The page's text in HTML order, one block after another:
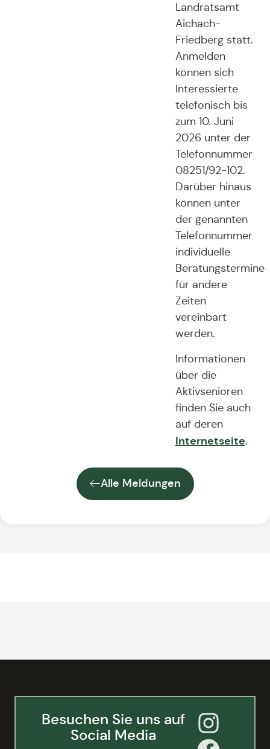
Landratsamt
Aichach-
Friedberg statt.
Anmelden
können sich
Interessierte
telefonisch bis
zum 10. Juni
2026 unter der
Telefonnummer
08251/92-102.
Darüber hinaus
können unter
der genannten
Telefonnummer
individuelle
Beratungstermine
für andere
Zeiten
vereinbart
werden.
Informationen
über die
Aktivsenioren
finden Sie auch
auf deren
Internetseite.
Alle Meldungen
Besuchen Sie uns auf
Social Media